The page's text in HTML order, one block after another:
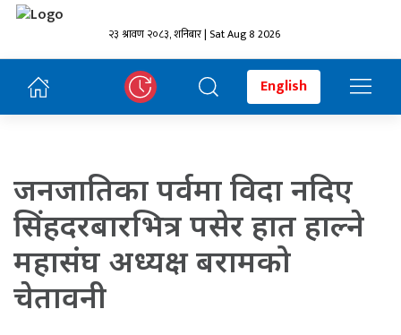
२३ श्रावण २०८३, शनिबार | Sat Aug 8 2026
English
जनजातिका पर्वमा विदा नदिए
सिंहदरबारभित्र पसेर हात हाल्ने
महासंघ अध्यक्ष बरामको
चेतावनी